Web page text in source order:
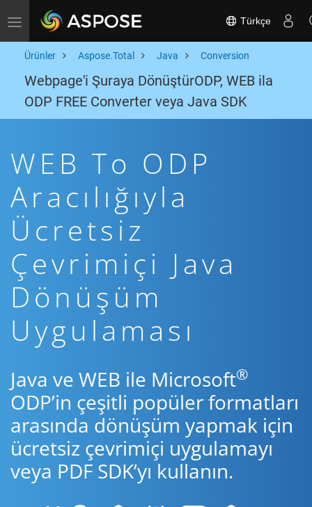
Toggle navigation Türkçe
Ürünler Aspose.Total Java Conversion
Webpage'i Şuraya DönüştürODP, WEB ila
ODP FREE Converter veya Java SDK
WEB To ODP
Aracılığıyla
Ücretsiz
Çevrimiçi Java
Dönüşüm
Uygulaması
Java ve WEB ile Microsoft®
ODP’in çeşitli popüler formatları
arasında dönüşüm yapmak için
ücretsiz çevrimiçi uygulamayı
veya PDF SDK’yı kullanın.